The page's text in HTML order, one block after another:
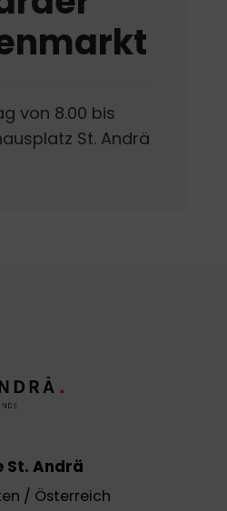
von 8.00 bis
St. Andrä
St. Andrä
/ Österreich